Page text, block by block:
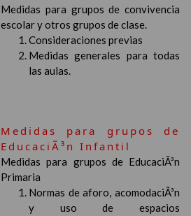
Medidas para grupos de convivencia
escolar y otros grupos de clase.
Consideraciones previas
Medidas generales para todas
las aulas.
Medidas para grupos de
EducaciÃ³n Infantil
Medidas para grupos de EducaciÃ³n
Primaria
Normas de aforo, acomodaciÃ³n
y uso de espacios